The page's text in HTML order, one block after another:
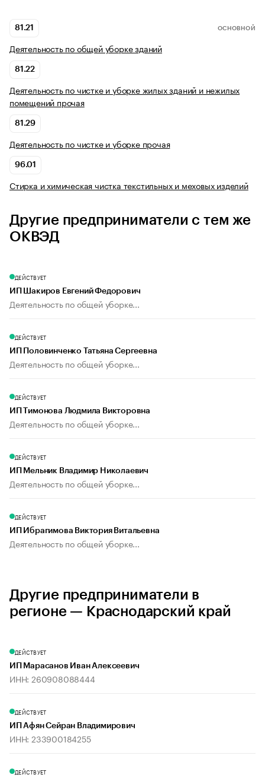
81.21 ОСНОВНОЙ
Деятельность по общей уборке зданий
81.22
Деятельность по чистке и уборке жилых зданий и нежилых
помещений прочая
81.29
Деятельность по чистке и уборке прочая
96.01
Стирка и химическая чистка текстильных и меховых изделий
Другие предприниматели с тем же
ОКВЭД
ДЕЙСТВУЕТ
ИП Шакиров Евгений Федорович
Деятельность по общей уборке...
ДЕЙСТВУЕТ
ИП Половинченко Татьяна Сергеевна
Деятельность по общей уборке...
ДЕЙСТВУЕТ
ИП Тимонова Людмила Викторовна
Деятельность по общей уборке...
ДЕЙСТВУЕТ
ИП Мельник Владимир Николаевич
Деятельность по общей уборке...
ДЕЙСТВУЕТ
ИП Ибрагимова Виктория Витальевна
Деятельность по общей уборке...
Другие предприниматели в
регионе — Краснодарский край
ДЕЙСТВУЕТ
ИП Марасанов Иван Алексеевич
ИНН: 260908088444
ДЕЙСТВУЕТ
ИП Афян Сейран Владимирович
ИНН: 233900184255
ДЕЙСТВУЕТ